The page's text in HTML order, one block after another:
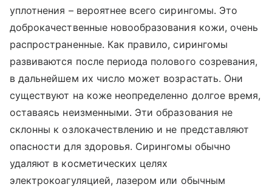
уплотнения – вероятнее всего сирингомы. Это
доброкачественные новообразования кожи, очень
распространенные. Как правило, сирингомы
развиваются после периода полового созревания,
в дальнейшем их число может возрастать. Они
существуют на коже неопределенно долгое время,
оставаясь неизменными. Эти образования не
склонны к озлокачествлению и не представляют
опасности для здоровья. Сирингомы обычно
удаляют в косметических целях
электрокоагуляцией, лазером или обычным